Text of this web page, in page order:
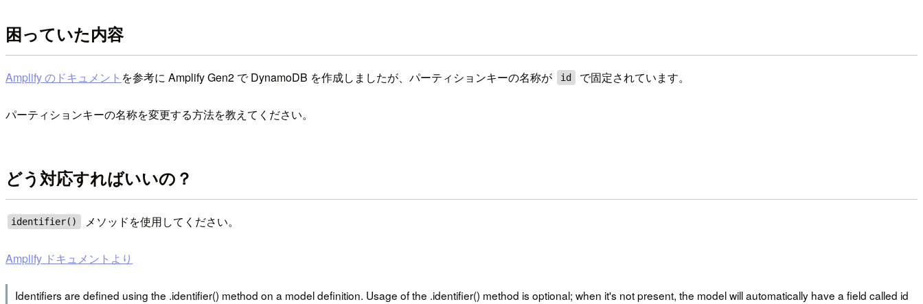
困っていた内容
Amplify のドキュメント を参考に Amplify Gen2 で DynamoDB を作成しましたが、パーティションキーの名称が id で固定されています。
パーティションキーの名称を変更する方法を教えてください。
どう対応すればいいの？
identifier() メソッドを使用してください。
Amplify ドキュメントより
Identifiers are defined using the .identifier() method on a model definition. Usage of the .identifier() method is optional; when it's not present, the model will automatically have a field called id